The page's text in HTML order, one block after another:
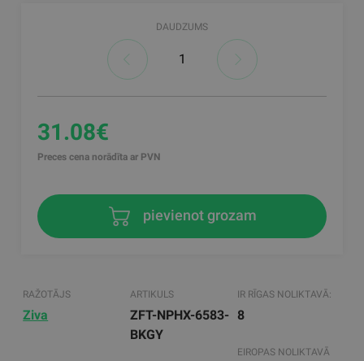
DAUDZUMS
31.08€
Preces cena norādīta ar PVN
pievienot grozam
RAŽOTĀJS
Ziva
ARTIKULS
ZFT-NPHX-6583-
BKGY
IR RĪGAS NOLIKTAVĀ:
8
EIROPAS NOLIKTAVĀ